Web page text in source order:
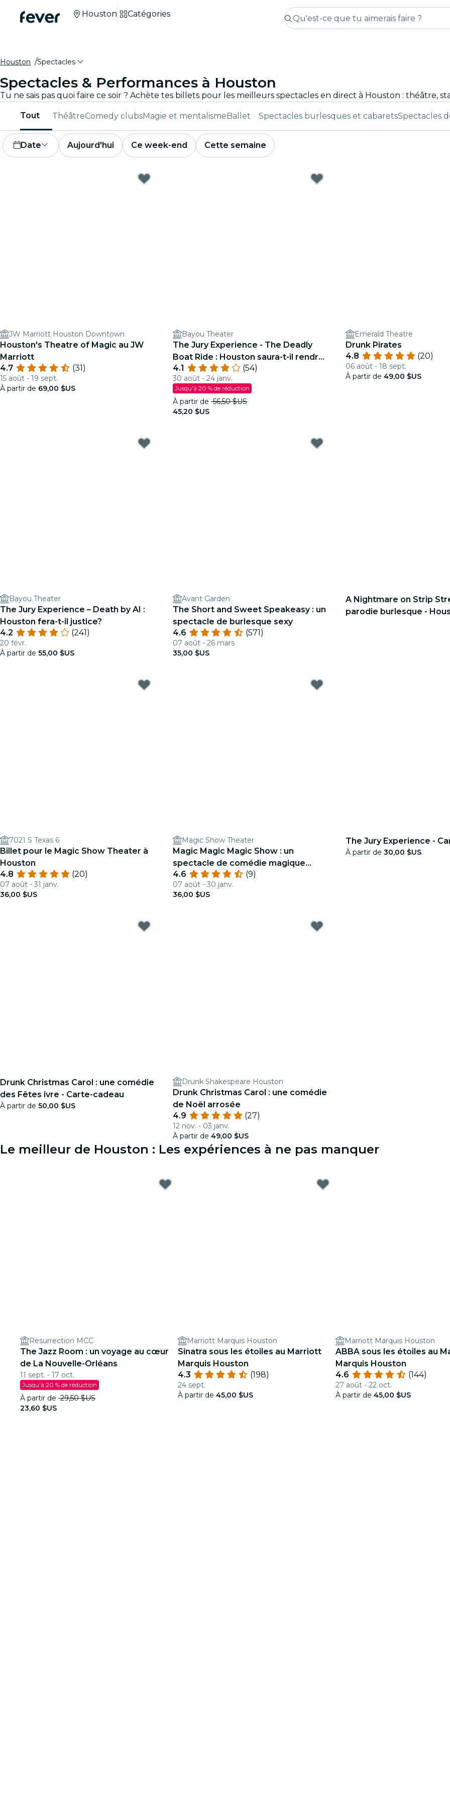
Houston Catégories
Houston Spectacles
Spectacles & Performances à Houston
Tout ThéâtreComedy clubsMagie et mentalismeBallet Spectacles burlesques et cabaretsSpectacles
Date Aujourd'hui Ce week-end Cette semaine
JW Marriott Houston Downtown
Houston's Theatre of Magic au JW
Marriott
4.7
(31)
15 août - 19 sept.
À partir de 69,00 $US
Bayou Theater
The Jury Experience - The Deadly
Boat Ride : Houston saura-t-il rendre
justice ?
4.1 (54)
30 août - 24 janv.
Jusqu'à 20 % de réduction
À partir de 56,50 $US
45,20 $US
Emerald Theatre
Drunk Pirates
4.8
(20)
06 août - 18 sept.
À partir de 49,00 $US
Bayou Theater
The Jury Experience – Death by AI :
Houston fera-t-il justice?
4.2
(241)
20 févr.
À partir de 55,00 $US
Avant Garden
The Short and Sweet Speakeasy : un
spectacle de burlesque sexy
4.6
(571)
07 août - 26 mars
35,00 $US
A Nightmare on Strip
parodie burlesque -
7021 S Texas 6
Billet pour le Magic Show Theater à
Houston
4.8
(20)
07 août - 31 janv.
36,00 $US
Magic Show Theater
Magic Magic Magic Show : un
spectacle de comédie magique
amusant
4.6 (9)
07 août - 30 janv.
36,00 $US
The Jury Experience -
À partir de 30,00 $US
Drunk Christmas Carol : une comédie
des Fêtes ivre - Carte-cadeau
À partir de 50,00 $US
Drunk Shakespeare Houston
Drunk Christmas Carol : une comédie
de Noël arrosée
4.9
(27)
12 nov. - 03 janv.
À partir de 49,00 $US
Le meilleur de Houston : Les expériences à ne pas manquer
Resurrection MCC
The Jazz Room : un voyage au cœur
de La Nouvelle-Orléans
11 sept. - 17 oct.
Jusqu'à 20 % de réduction
À partir de 29,50 $US
23,60 $US
Marriott Marquis Houston
Sinatra sous les étoiles au Marriott
Marquis Houston
4.3
(198)
24 sept.
À partir de 45,00 $US
Marriott Marquis Houston
ABBA sous les étoiles au
Marquis Houston
4.6
(144)
27 août - 22 oct.
À partir de 45,00 $US